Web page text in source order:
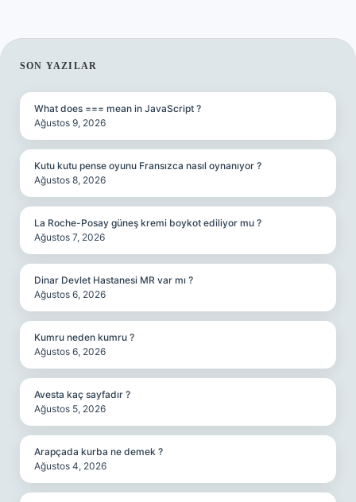
SIDEBAR
SON YAZILAR
What does === mean in JavaScript ?
Ağustos 9, 2026
Kutu kutu pense oyunu Fransızca nasıl oynanıyor ?
Ağustos 8, 2026
La Roche-Posay güneş kremi boykot ediliyor mu ?
Ağustos 7, 2026
Dinar Devlet Hastanesi MR var mı ?
Ağustos 6, 2026
Kumru neden kumru ?
Ağustos 6, 2026
Avesta kaç sayfadır ?
Ağustos 5, 2026
Arapçada kurba ne demek ?
Ağustos 4, 2026